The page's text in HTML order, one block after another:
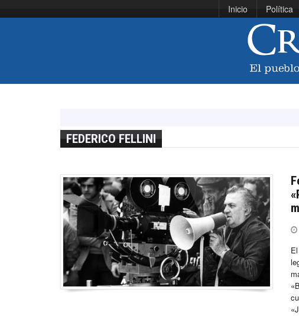
Inicio Política
FEDERICO FELLINI